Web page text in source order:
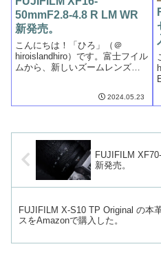
50mmF2.8-4.8 R LM WR
新発売。
こんにちは！「ひろ」（＠
hiroislandhiro）です。富士フイル
ムから、新しいズームレンズが
WR」。35mm判換算で広角2024.05.23
FUJIFILM
新発売。
FUJIFILM X-S10 TP Original の本
スをAmazonで購入した。